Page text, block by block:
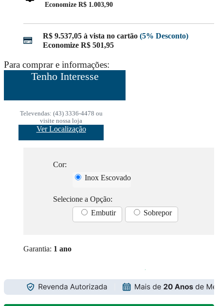
Economize R$ 1.003,90
R$ 9.537,05 à vista no cartão (5% Desconto)
Economize R$ 501,95
Para comprar e informações:
Tenho Interesse
Televendas: (43) 3336-4478 ou
visite nossa loja
Ver Localização
Cor:
Inox Escovado
Selecione a Opção:
Embutir
Sobrepor
Garantia: 1 ano